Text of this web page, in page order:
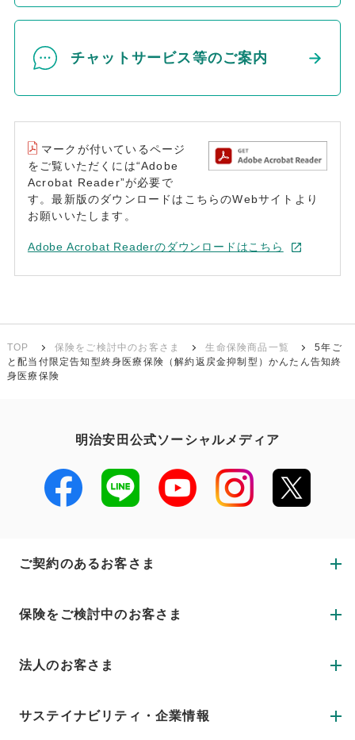
チャットサービス等のご案内
マークが付いているページ
をご覧いただくには“Adobe
Acrobat Reader”が必要で
す。最新版のダウンロードはこちらのWebサイトより
お願いいたします。
Adobe Acrobat Readerのダウンロードはこちら
TOP 保険をご検討中のお客さま 生命保険商品一覧
5年ご
と配当付限定告知型終身医療保険（解約返戻金抑制型）かんたん告知終
身医療保険
明治安田公式ソーシャルメディア
ご契約のあるお客さま
保険をご検討中のお客さま
法人のお客さま
サステイナビリティ・企業情報